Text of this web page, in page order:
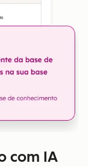
com IA